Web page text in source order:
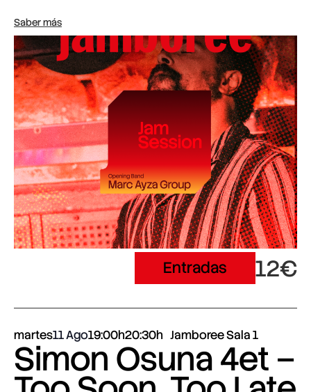
Saber más
Entradas 12€
martes11 Ago19:00h20:30h Jamboree Sala 1
Simon Osuna 4et –